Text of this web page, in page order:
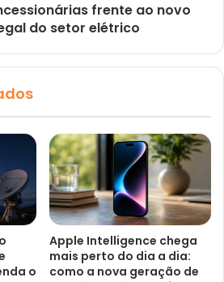
frente ao novo
do setor elétrico
o
Apple Intelligence chega
mais perto do dia a dia:
como a nova geração de